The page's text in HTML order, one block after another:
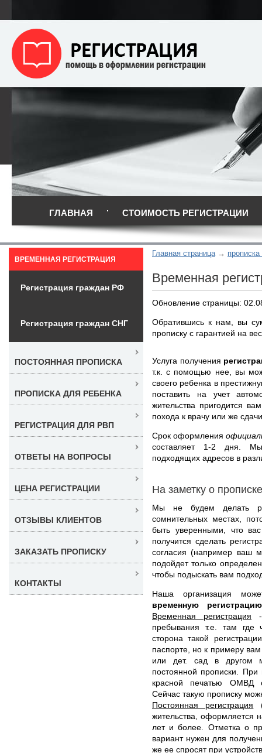
ГЛАВНАЯ СТОИМОСТЬ РЕГИСТРАЦИИ
Главная страница
Временная
Обновление страницы:
Обратившись к нам, вы
прописку с гарантией на
Услуга получения
т.к. с помощью нее, вы
своего ребенка в
поставить на учет
жительства пригодится
похода к врачу или же
Срок оформления
составляет 1-2 дня.
подходящих адресов в
На заметку о прописке
Мы не будем делать
сомнительных местах,
быть уверенными, что
получится сделать
согласия (например ваш
подойдет только
чтобы подыскать вам
Наша организация
временную
Временная регистрация -
пребывания т.е. там где
сторона такой
паспорте, но к примеру
или дет. сад в другом
постоянной прописки.
красной печатью ОМВД
Сейчас такую прописку
Постоянная регистрация
жительства, оформляется
лет и более. Отметка о
вариант нужен для
же ее спросят при
ВРЕМЕННАЯ РЕГИСТРАЦИЯ
Регистрация граждан РФ
Регистрация граждан СНГ
ПОСТОЯННАЯ ПРОПИСКА
ПРОПИСКА ДЛЯ РЕБЕНКА
РЕГИСТРАЦИЯ ДЛЯ РВП
ОТВЕТЫ НА ВОПРОСЫ
ЦЕНА РЕГИСТРАЦИИ
ОТЗЫВЫ КЛИЕНТОВ
ЗАКАЗАТЬ ПРОПИСКУ
КОНТАКТЫ